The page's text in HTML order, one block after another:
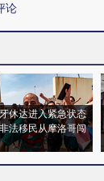
论
休达进入紧急状态
法移民从摩洛哥闯